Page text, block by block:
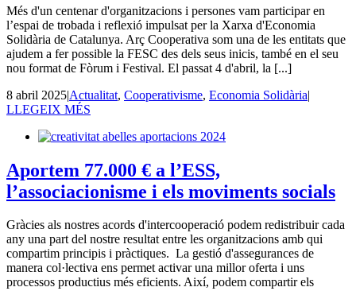
Més d'un centenar d'organitzacions i persones vam participar en
l’espai de trobada i reflexió impulsat per la Xarxa d'Economia
Solidària de Catalunya. Arç Cooperativa som una de les entitats que
ajudem a fer possible la FESC des dels seus inicis, també en el seu
nou format de Fòrum i Festival. El passat 4 d'abril, la [...]
8 abril 2025|Actualitat, Cooperativisme, Economia Solidària|
LLEGEIX MÉS
Aportem 77.000 € a l’ESS,
l’associacionisme i els moviments socials
Gràcies als nostres acords d'intercooperació podem redistribuir cada
any una part del nostre resultat entre les organitzacions amb qui
compartim principis i pràctiques. La gestió d'assegurances de
manera col·lectiva ens permet activar una millor oferta i uns
processos productius més eficients. Així, podem compartir els